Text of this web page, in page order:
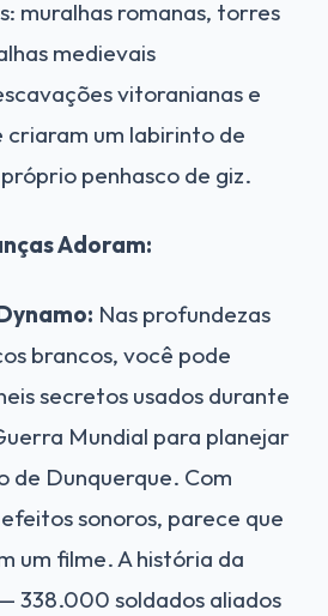
muralhas romanas, torres
medievais
vitoranianas e
criaram um labirinto de
penhasco de giz.
Adoram:
Nas profundezas
brancos, você pode
secretos usados durante
Mundial para planejar
de Dunquerque. Com
sonoros, parece que
um filme. A história da
338.000 soldados aliados